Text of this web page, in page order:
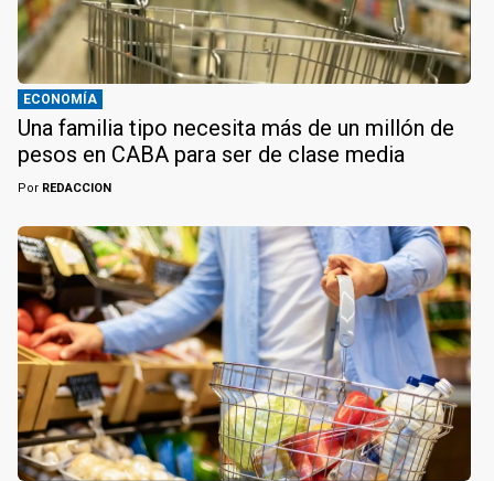
ECONOMÍA
Una familia tipo necesita más de un millón de
pesos en CABA para ser de clase media
Por REDACCION